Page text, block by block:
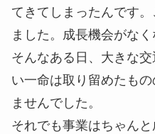
てきてしまったんです
ました。成長機会がな
そんなある日、大きな
い一命は取り留めたも
ませんでした。
それでも事業はちゃん